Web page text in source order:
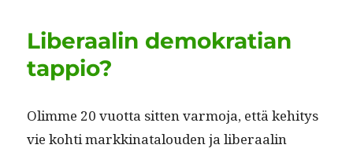
Liberaalin demokratian
tappio?
Olimme 20 vuot­ta sit­ten var­mo­ja, että kehi­tys
vie kohti markki­na­t­alouden ja lib­er­aalin